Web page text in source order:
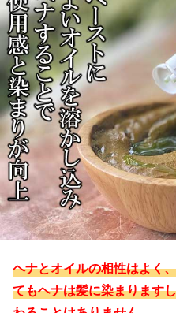
ヘナとオイルの相性はよく
てもヘナは髪に染まります